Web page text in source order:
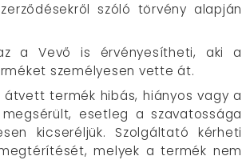
szóló törvény alapján
a Vevő is érvényesítheti, aki a
személyesen vette át.
átvett termék hibás, hiányos vagy a
esetleg a szavatossága
kicseréljük. Szolgáltató kérheti
melyek a termék nem